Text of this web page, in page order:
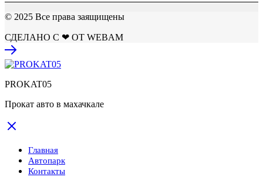
© 2025 Все права заящищены
СДЕЛАНО С ❤ ОТ WEBAM
PROKAT05
Прокат авто в махачкале
Главная
Автопарк
Контакты